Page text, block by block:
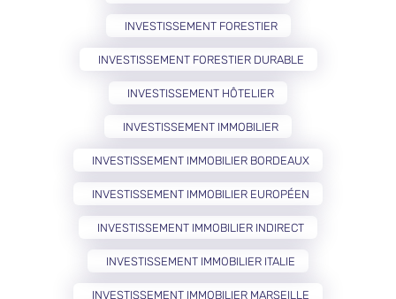
INVESTISSEMENT FORESTIER
INVESTISSEMENT FORESTIER DURABLE
INVESTISSEMENT HÔTELIER
INVESTISSEMENT IMMOBILIER
INVESTISSEMENT IMMOBILIER BORDEAUX
INVESTISSEMENT IMMOBILIER EUROPÉEN
INVESTISSEMENT IMMOBILIER INDIRECT
INVESTISSEMENT IMMOBILIER ITALIE
INVESTISSEMENT IMMOBILIER MARSEILLE